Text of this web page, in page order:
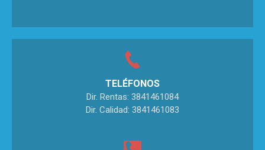
TELÉFONOS
Dir. Rentas: 3841461084
Dir. Calidad: 3841461083